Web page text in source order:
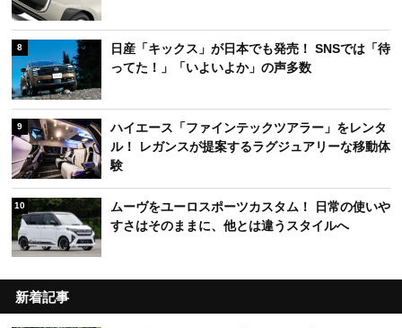
8
日産「キックス」が日本でも発売！ SNSでは「待
ってた！」「いよいよか」の声多数
9
ハイエース「ファインテックツアラー」をレンタ
ル！ レガンスが提案するラグジュアリーな移動体
験
10
ムーヴをユーロスポーツカスタム！ 日常の使いや
すさはそのままに、他とは違うスタイルへ
新着記事